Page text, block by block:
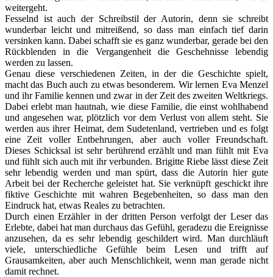
weitergeht.
Fesselnd ist auch der Schreibstil der Autorin, denn sie schreibt
wunderbar leicht und mitreißend, so dass man einfach tief darin
versinken kann. Dabei schafft sie es ganz wunderbar, gerade bei den
Rückblenden in die Vergangenheit die Geschehnisse lebendig
werden zu lassen.
Genau diese verschiedenen Zeiten, in der die Geschichte spielt,
macht das Buch auch zu etwas besonderem. Wir lernen Eva Menzel
und ihr Familie kennen und zwar in der Zeit des zweiten Weltkriegs.
Dabei erlebt man hautnah, wie diese Familie, die einst wohlhabend
und angesehen war, plötzlich vor dem Verlust von allem steht. Sie
werden aus ihrer Heimat, dem Sudetenland, vertrieben und es folgt
eine Zeit voller Entbehrungen, aber auch voller Freundschaft.
Dieses Schicksal ist sehr berührend erzählt und man fühlt mit Eva
und fühlt sich auch mit ihr verbunden. Brigitte Riebe lässt diese Zeit
sehr lebendig werden und man spürt, dass die Autorin hier gute
Arbeit bei der Recherche geleistet hat. Sie verknüpft geschickt ihre
fiktive Geschichte mit wahren Begebenheiten, so dass man den
Eindruck hat, etwas Reales zu betrachten.
Durch einen Erzähler in der dritten Person verfolgt der Leser das
Erlebte, dabei hat man durchaus das Gefühl, geradezu die Ereignisse
anzusehen, da es sehr lebendig geschildert wird. Man durchläuft
viele, unterschiedliche Gefühle beim Lesen und trifft auf
Grausamkeiten, aber auch Menschlichkeit, wenn man gerade nicht
damit rechnet.